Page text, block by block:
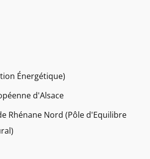
Énergétique)
d'Alsace
Rhénane Nord (Pôle d'Equilibre